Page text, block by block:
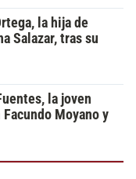
la hija de
Salazar, tras su
la joven
Moyano y